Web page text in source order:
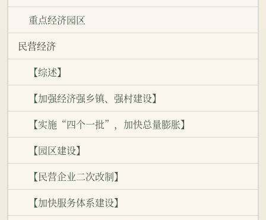
重点经济园区
民营经济
【综述】
【加强经济强乡镇、强村建设】
【实施“四个一批”，加快总量膨胀】
【园区建设】
【民营企业二次改制】
【加快服务体系建设】